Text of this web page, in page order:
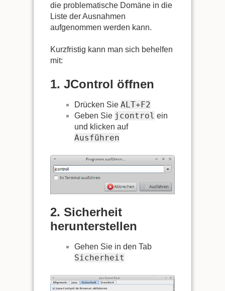
die problematische Domäne in die
Liste der Ausnahmen
aufgenommen werden kann.
Kurzfristig kann man sich behelfen
mit:
1. JControl öffnen
Drücken SieALT+F2
Geben Sie jcontrol ein
und klicken auf
Ausführen
2. Sicherheit
herunterstellen
Gehen Sie in den Tab
Sicherheit